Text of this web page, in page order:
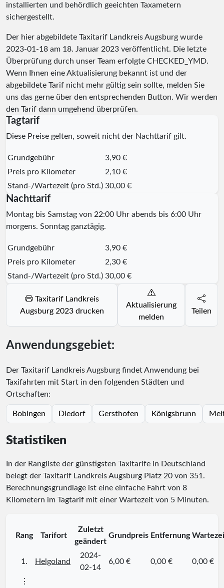
installierten und behördlich geeichten Taxametern
sichergestellt.
Der hier abgebildete Taxitarif Landkreis Augsburg wurde
2023-01-18 am 18. Januar 2023 veröffentlicht. Die letzte
Überprüfung durch unser Team erfolgte CHECKED_YMD.
Wenn Ihnen eine Aktualisierung bekannt ist und der
abgebildete Tarif nicht mehr gültig sein sollte, melden Sie
uns das gerne über den entsprechenden Button. Wir werden
den Tarif dann umgehend überprüfen.
Tagtarif
Diese Preise gelten, soweit nicht der Nachttarif gilt.
Grundgebühr
3,90 €
Preis pro Kilometer
2,10 €
Stand-/Wartezeit (pro Std.) 30,00 €
Nachttarif
Montag bis Samstag von 22:00 Uhr abends bis 6:00 Uhr
morgens. Sonntag ganztägig.
Grundgebühr
3,90 €
Preis pro Kilometer
2,30 €
Stand-/Wartezeit (pro Std.) 30,00 €
Taxitarif Landkreis
Augsburg 2023 drucken
Aktualisierung
melden
Teilen
Anwendungsgebiet:
Der Taxitarif Landkreis Augsburg findet Anwendung bei
Taxifahrten mit Start in den folgenden Städten und
Ortschaften:
Bobingen Diedorf Gersthofen Königsbrunn
Statistiken
In der Rangliste der günstigsten Taxitarife in Deutschland
belegt der Taxitarif Landkreis Augsburg Platz 20 von 351.
Berechnungsgrundlage ist eine einfache Fahrt von 8
Kilometern im Tagtarif mit einer Wartezeit von 5 Minuten.
Rang Tarifort
Zuletzt
geändert
Grundpreis Entfernung
1. Helgoland
2024-
02-14
6,00 € 0,00 € 0,00 €
⋮